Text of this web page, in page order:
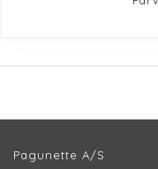
Pagunette A/S